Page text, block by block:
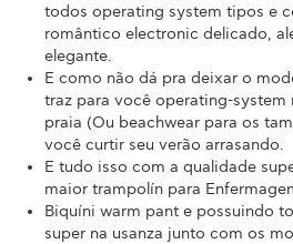
todos operating system tipos e
romântico electronic delicado,
elegante.
E como não dá pra deixar o
traz para você operating-
praia (Ou beachwear para os
você curtir seu verão arrasando.
E tudo isso com a qualidade
maior trampolín para
Biquíni warm pant e possuindo
super na usanza junto com os